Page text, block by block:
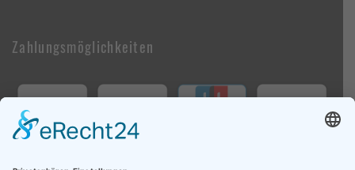
Zahlungsmöglichkeiten